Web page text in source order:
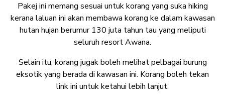
Pakej ini memang sesuai untuk korang yang suka hiking
kerana laluan ini akan membawa korang ke dalam kawasan
hutan hujan berumur 130 juta tahun tau yang meliputi
seluruh resort Awana.
Selain itu, korang jugak boleh melihat pelbagai burung
eksotik yang berada di kawasan ini. Korang boleh tekan
link ini untuk ketahui lebih lanjut.